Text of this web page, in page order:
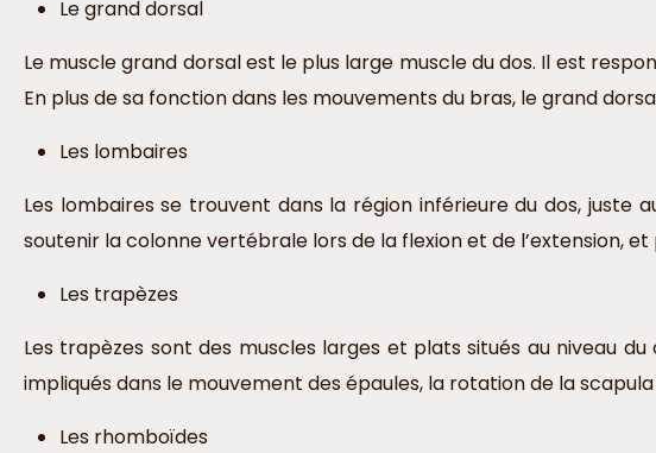
Le grand dorsal
Le muscle grand dorsal est le plus large muscle du dos. Il est
En plus de sa fonction dans les mouvements du bras, le grand
Les lombaires
Les lombaires se trouvent dans la région inférieure du dos, juste
soutenir la colonne vertébrale lors de la flexion et de l’extension,
Les trapèzes
Les trapèzes sont des muscles larges et plats situés au niveau
impliqués dans le mouvement des épaules, la rotation de la
Les rhomboïdes